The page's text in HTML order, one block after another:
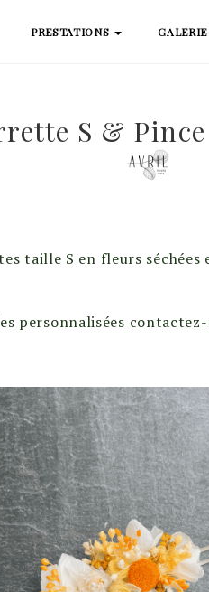
PRESTATIONS GALERIE
S &
taille S en fleurs séchées
personnalisées